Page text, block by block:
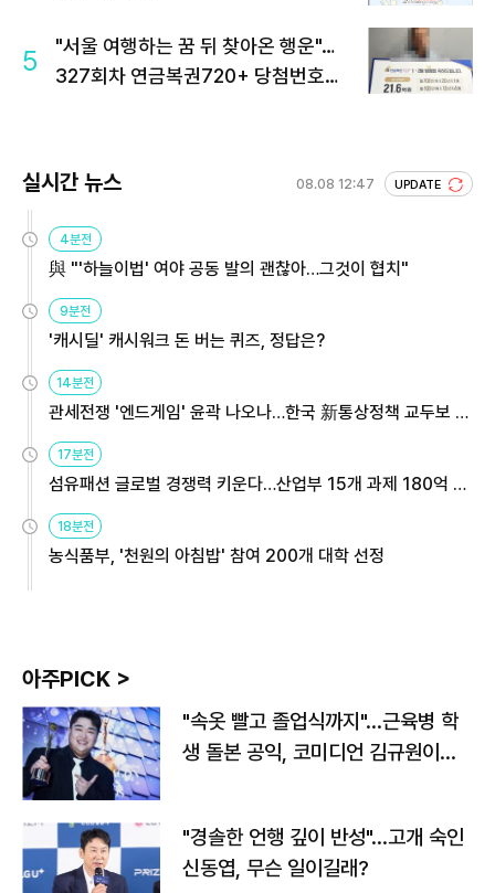
5
"서울 여행하는 꿈 뒤 찾아온 행운"…
327회차 연금복권720+ 당첨번호조
실시간 뉴스 08.08 12:47 UPDATE
4분전
與 "'하늘이법' 여야 공동 발의 괜찮아…그것이 협치"
9분전
'캐시딜' 캐시워크 돈 버는 퀴즈, 정답은?
14분전
관세전쟁 '엔드게임' 윤곽 나오나…한국 新통상정책 교두보 활
용해야
17분전
섬유패션 글로벌 경쟁력 키운다…산업부 15개 과제 180억 지
원
18분전
농식품부, '천원의 아침밥' 참여 200개 대학 선정
아주PICK >
"속옷 빨고 졸업식까지"…근육병 학
생 돌본 공익, 코미디언 김규원이었
"경솔한 언행 깊이 반성"…고개 숙인
신동엽, 무슨 일이길래?